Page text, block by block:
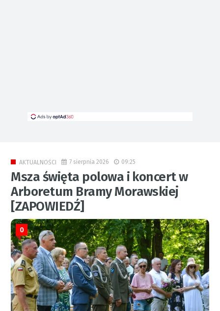
AKTUALNOŚCI 7 sierpnia 2026 09:25
Msza święta polowa i koncert w
Arboretum Bramy Morawskiej
[ZAPOWIEDŹ]
0